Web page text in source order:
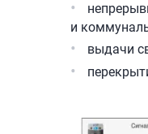
и
выдачи